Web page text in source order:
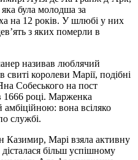
була молодша за
на 12 років. У шлюбі у них
з яких померли в
називав люблячий
свиті королеви Марії, подібні
Собеського на пост
1666 році. Марженка
вона всіляко
службі.
Казимир, Марі взяла активну
більш успішному